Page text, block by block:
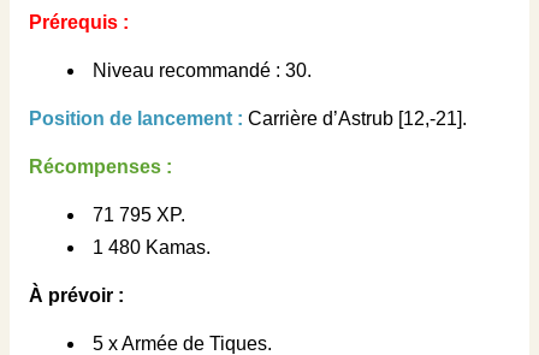
Prérequis :
Niveau recommandé : 30.
Position de lancement : Carrière d’Astrub [12,-21].
Récompenses :
71 795 XP.
1 480 Kamas.
À prévoir :
5 x Armée de Tiques.